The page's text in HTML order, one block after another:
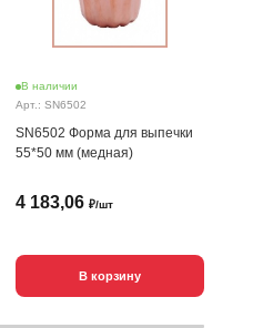
В наличии
Арт.: SN6502
SN6502 Форма для выпечки
55*50 мм (медная)
4 183,06 ₽/шт
В корзину